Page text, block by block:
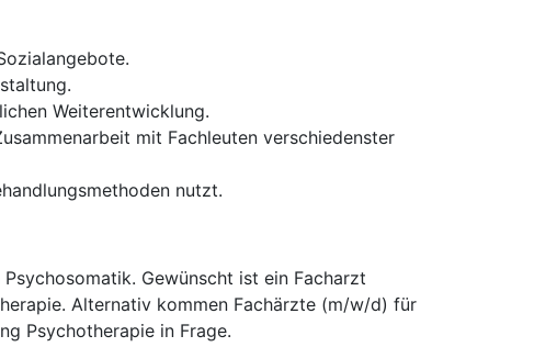
Weiterentwicklung.
mit Fachleuten verschiedenster
nutzt.
Gewünscht ist ein Facharzt
Alternativ kommen Fachärzte (m/w/d) für
Psychotherapie in Frage.